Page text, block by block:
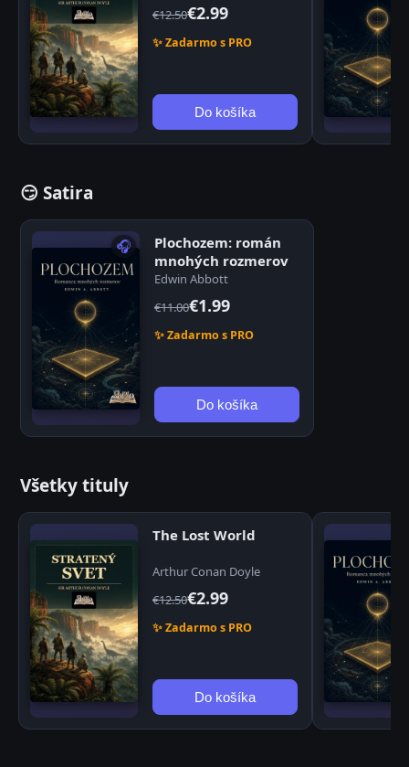
€12.50€2.99
✨ Zadarmo s PRO
Do košíka
😏 Satira
🎧
Plochozem: román
mnohých rozmerov
Edwin Abbott
€11.00€1.99
✨ Zadarmo s PRO
Do košíka
Všetky tituly
The Lost World
Arthur Conan Doyle
€12.50€2.99
✨ Zadarmo s PRO
Do košíka